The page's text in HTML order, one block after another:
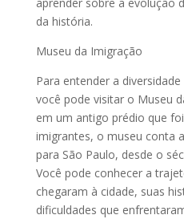
da história.
Museu da Imigração
Para entender a
você pode visitar o Museu
em um antigo prédio que
imigrantes, o museu conta
para São Paulo, desde o
Você pode conhecer a
chegaram à cidade, suas
dificuldades que